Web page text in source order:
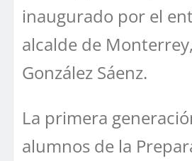
inaugurado por el
alcalde de
González Sáenz.
La primera
alumnos de la